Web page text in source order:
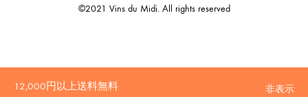
12,000円以上送料無料 非表示
©2021 Vins du Midi. All rights reserved